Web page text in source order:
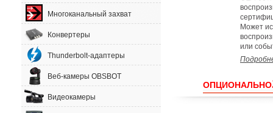
Многоканальный захват
Конвертеры
Thunderbolt-адаптеры
Веб-камеры OBSBOT
Видеокамеры
Может
или
ОПЦИОНАЛЬНО